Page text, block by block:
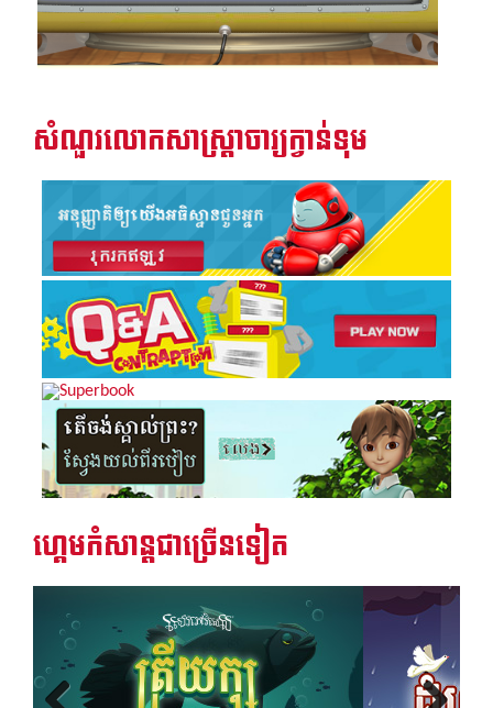
របស់ទ្រង់បាន (និក្ខមនំ១៥:២). ព្រះទ្រង់ក៏សព្វព្រះហឬទ័យអោយយើងមាន
សេចក្តីជំនឿរឹងមាំជំនួសការភ័យខ្លាច ទុកចិត្ត ព្រះជាម្ចាស់នឹងជួយអ្នកគ្រប់
ស្ថានភាពទាំងអស់ គ្មានអ្វីពិបាក ឬមើលទៅថាមិនអាចទៅរួច។
សំណួរលោកសាស្រ្តាចារ្យក្វាន់ទុម
ហ្គេមកំសាន្តជាច្រើនទៀត